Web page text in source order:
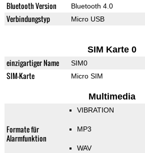
Bluetooth Version Bluetooth 4.0
Verbindungstyp Micro USB
SIM Karte 0
einzigartiger Name SIM0
SIM-Karte Micro SIM
Multimedia
Formate für
Alarmfunktion
VIBRATION
MP3
WAV